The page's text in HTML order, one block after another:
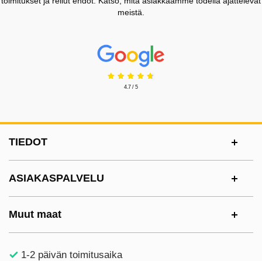
meistä.
Prisjakt Arvostelu: 4.7 Tähdet
4.7 / 5
TIEDOT
ASIAKASPALVELU
Muut maat
1-2 päivän toimitusaika